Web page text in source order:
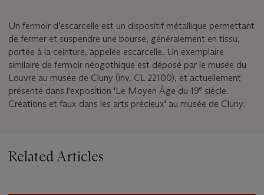
Un fermoir d’escarcelle est un dispositif métallique permettant
de fermer et suspendre une bourse, généralement en tissu,
portée à la ceinture, appelée escarcelle. Un exemplaire
similaire de fermoir néogothique est déposé par le musée du
Louvre au musée de Cluny (inv. CL 22100), et actuellement
présenté dans l'exposition 'Le Moyen Âge du 19e siècle.
Créations et faux dans les arts précieux' au musée de Cluny.
Related Articles